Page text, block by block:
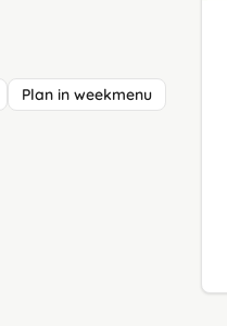
Plan in weekmenu